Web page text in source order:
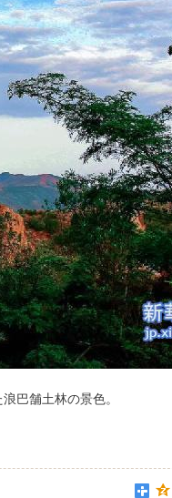
巴舗土林の景色。